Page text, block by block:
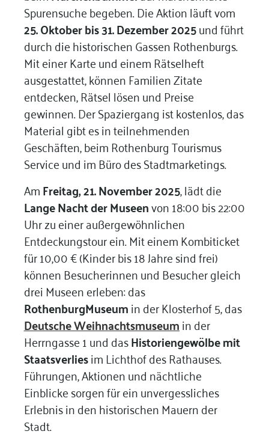
Spurensuche begeben. Die Aktion läuft vom
25. Oktober bis 31. Dezember 2025und führt
durch die historischen Gassen Rothenburgs.
Mit einer Karte und einem Rätselheft
ausgestattet, können Familien Zitate
entdecken, Rätsel lösen und Preise
gewinnen. Der Spaziergang ist kostenlos, das
Material gibt es in teilnehmenden
Geschäften, beim Rothenburg Tourismus
Service und im Büro des Stadtmarketings.
AmFreitag, 21. November 2025, lädt die
Lange Nacht der Museenvon 18:00 bis 22:00
Uhr zu einer außergewöhnlichen
Entdeckungstour ein. Mit einem Kombiticket
für 10,00 € (Kinder bis 18 Jahre sind frei)
können Besucherinnen und Besucher gleich
drei Museen erleben: das
RothenburgMuseumin der Klosterhof 5, das
Deutsche Weihnachtsmuseumin der
Herrngasse 1 und dasHistoriengewölbe mit
Staatsverliesim Lichthof des Rathauses.
Führungen, Aktionen und nächtliche
Einblicke sorgen für ein unvergessliches
Erlebnis in den historischen Mauern der
Stadt.